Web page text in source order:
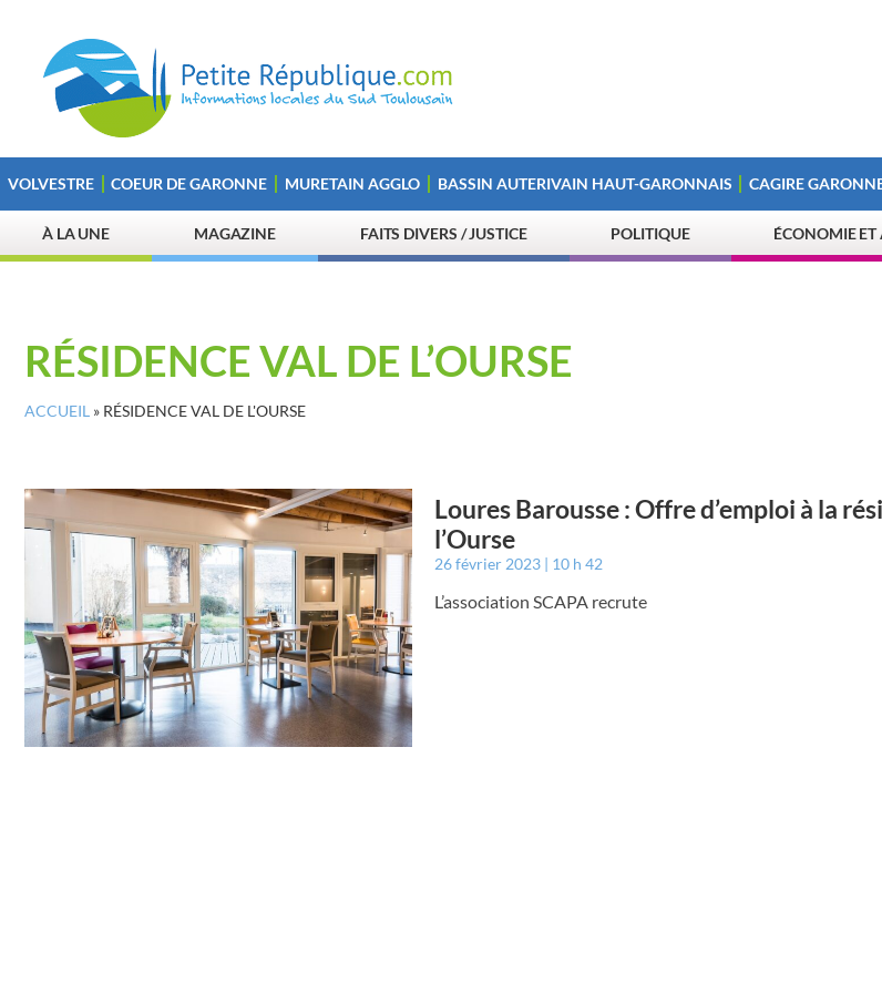
VOLVESTRE COEUR DE GARONNE MURETAIN AGGLO BASSIN AUTERIVAIN HAUT-GARONNAIS CAGIRE
À LA UNE MAGAZINE FAITS DIVERS / JUSTICE POLITIQUE ÉCONOMIE ET
RÉSIDENCE VAL DE L’OURSE
ACCUEIL » RÉSIDENCE VAL DE L'OURSE
Loures Barousse : Offre d’emploi à la
l’Ourse
26 février 2023 10 h 42
L’association SCAPA recrute